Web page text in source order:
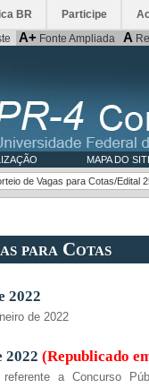
BR Participe
A+ Fonte Ampliada A
MAPA DO
de Vagas para Cotas/Edital
para Cotas
2022
de 2022
2022 (Republicado
a Concurso